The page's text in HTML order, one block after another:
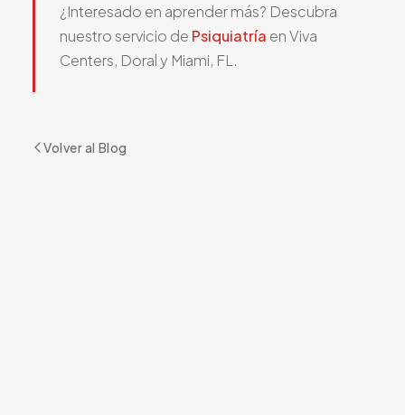
¿Interesado en aprender más? Descubra
nuestro servicio de Psiquiatría en Viva
Centers, Doral y Miami, FL.
Volver al Blog